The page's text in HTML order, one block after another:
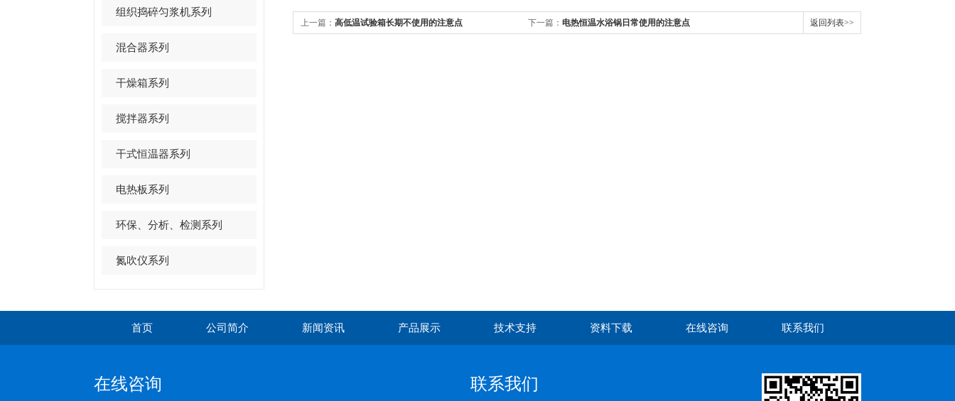
组织捣碎匀浆机系列
混合器系列
干燥箱系列
搅拌器系列
干式恒温器系列
电热板系列
环保、分析、检测系列
氮吹仪系列
上一篇： 高低温试验箱长期不使用的注意点 下一篇： 电热恒温水浴锅日常使用的注意点 返回列表>>
首页 公司简介 新闻资讯 产品展示 技术支持 资料下载 在线咨询 联系我们
在线咨询 联系我们